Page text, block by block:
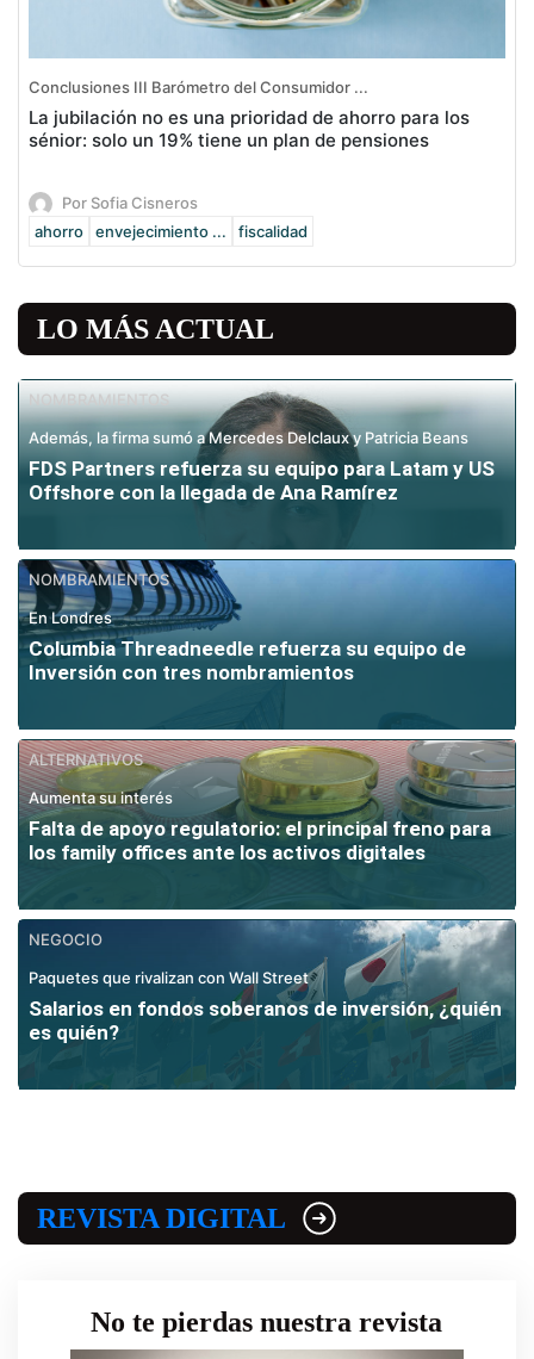
Conclusiones III Barómetro del Consumidor ...
La jubilación no es una prioridad de ahorro para los
sénior: solo un 19% tiene un plan de pensiones
Por Sofia Cisneros
ahorro
envejecimiento ... fiscalidad
LO MÁS ACTUAL
NOMBRAMIENTOS
Además, la firma sumó a Mercedes Delclaux y Patricia Beans
FDS Partners refuerza su equipo para Latam y US
Offshore con la llegada de Ana Ramírez
NOMBRAMIENTOS
En Londres
Columbia Threadneedle refuerza su equipo de
Inversión con tres nombramientos
ALTERNATIVOS
Aumenta su interés
Falta de apoyo regulatorio: el principal freno para
los family offices ante los activos digitales
NEGOCIO
Paquetes que rivalizan con Wall Street
Salarios en fondos soberanos de inversión, ¿quién
es quién?
REVISTA DIGITAL
No te pierdas nuestra revista